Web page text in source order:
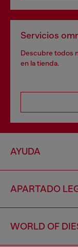
Servicios
Descubre todos
en la tienda.
AYUDA
APARTADO
WORLD OF